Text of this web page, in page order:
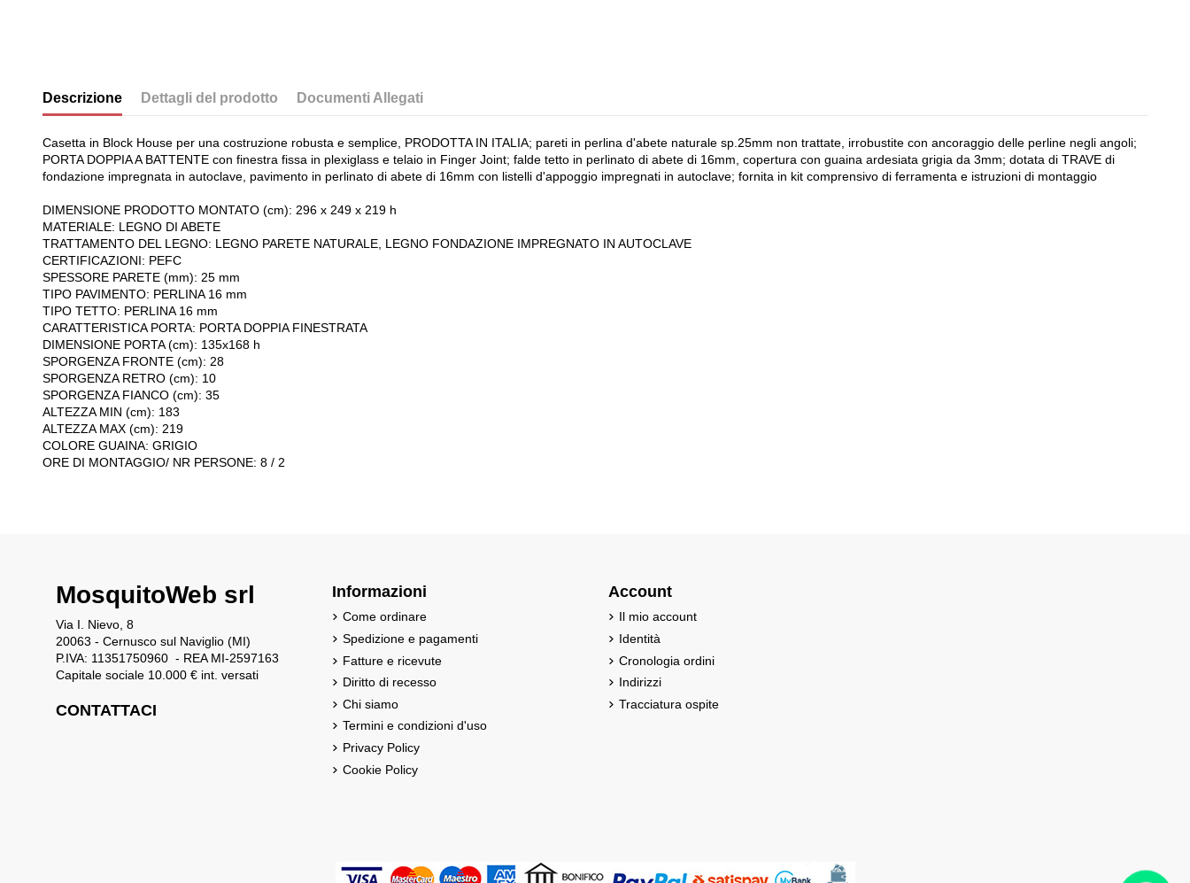
Descrizione Dettagli del prodotto Documenti Allegati
Casetta in Block House per una costruzione robusta e semplice, PRODOTTA IN ITALIA; pareti in perlina d'abete naturale sp.25mm non trattate, irrobustite con ancoraggio delle perline negli angoli;
PORTA DOPPIA A BATTENTE con finestra fissa in plexiglass e telaio in Finger Joint; falde tetto in perlinato di abete di 16mm, copertura con guaina ardesiata grigia da 3mm; dotata di TRAVE di
fondazione impregnata in autoclave, pavimento in perlinato di abete di 16mm con listelli d'appoggio impregnati in autoclave; fornita in kit comprensivo di ferramenta e istruzioni di montaggio
DIMENSIONE PRODOTTO MONTATO (cm): 296 x 249 x 219 h
MATERIALE: LEGNO DI ABETE
TRATTAMENTO DEL LEGNO: LEGNO PARETE NATURALE, LEGNO FONDAZIONE IMPREGNATO IN AUTOCLAVE
CERTIFICAZIONI: PEFC
SPESSORE PARETE (mm): 25 mm
TIPO PAVIMENTO: PERLINA 16 mm
TIPO TETTO: PERLINA 16 mm
CARATTERISTICA PORTA: PORTA DOPPIA FINESTRATA
DIMENSIONE PORTA (cm): 135x168 h
SPORGENZA FRONTE (cm): 28
SPORGENZA RETRO (cm): 10
SPORGENZA FIANCO (cm): 35
ALTEZZA MIN (cm): 183
ALTEZZA MAX (cm): 219
COLORE GUAINA: GRIGIO
ORE DI MONTAGGIO/ NR PERSONE: 8 / 2
MosquitoWeb srl
Via I. Nievo, 8
20063 - Cernusco sul Naviglio (MI)
P.IVA: 11351750960 - REA MI-2597163
Capitale sociale 10.000 € int. versati
CONTATTACI
Informazioni
Come ordinare
Spedizione e pagamenti
Fatture e ricevute
Diritto di recesso
Chi siamo
Termini e condizioni d'uso
Privacy Policy
Cookie Policy
Account
Il mio account
Identità
Cronologia ordini
Indirizzi
Tracciatura ospite